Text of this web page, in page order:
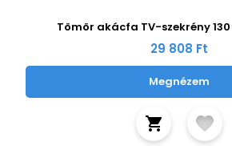
Tömör akácfa TV-szekrény
29 808 Ft
Megnézem